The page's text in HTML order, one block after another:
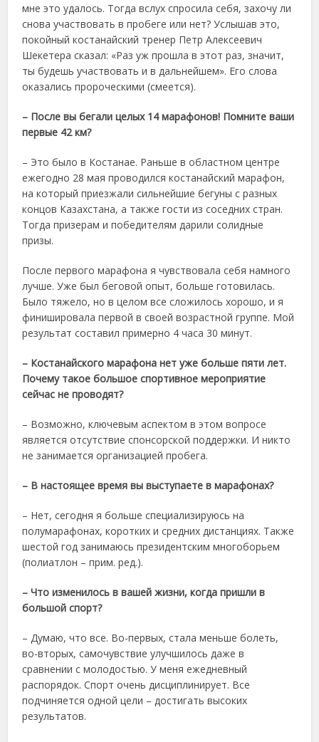
мне это удалось. Тогда вслух спросила себя, захочу ли
снова участвовать в пробеге или нет? Услышав это,
покойный костанайский тренер Петр Алексеевич
Шекетера сказал: «Раз уж прошла в этот раз, значит,
ты будешь участвовать и в дальнейшем». Его слова
оказались пророческими (смеется).
– После вы бегали целых 14 марафонов! Помните ваши
первые 42 км?
– Это было в Костанае. Раньше в областном центре
ежегодно 28 мая проводился костанайский марафон,
на который приезжали сильнейшие бегуны с разных
концов Казахстана, а также гости из соседних стран.
Тогда призерам и победителям дарили солидные
призы.
После первого марафона я чувствовала себя намного
лучше. Уже был беговой опыт, больше готовилась.
Было тяжело, но в целом все сложилось хорошо, и я
финишировала первой в своей возрастной группе. Мой
результат составил примерно 4 часа 30 минут.
– Костанайского марафона нет уже больше пяти лет.
Почему такое большое спортивное мероприятие
сейчас не проводят?
– Возможно, ключевым аспектом в этом вопросе
является отсутствие спонсорской поддержки. И никто
не занимается организацией пробега.
– В настоящее время вы выступаете в марафонах?
– Нет, сегодня я больше специализируюсь на
полумарафонах, коротких и средних дистанциях. Также
шестой год занимаюсь президентским многоборьем
(полиатлон – прим. ред.).
– Что изменилось в вашей жизни, когда пришли в
большой спорт?
– Думаю, что все. Во-первых, стала меньше болеть,
во-вторых, самочувствие улучшилось даже в
сравнении с молодостью. У меня ежедневный
распорядок. Спорт очень дисциплинирует. Все
подчиняется одной цели – достигать высоких
результатов.